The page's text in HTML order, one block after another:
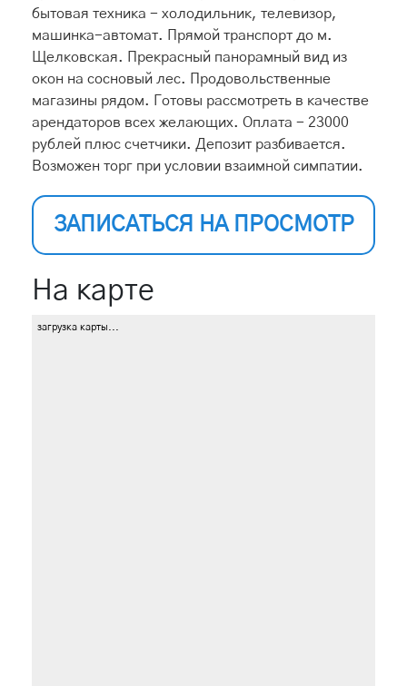
бытовая техника - холодильник, телевизор,
машинка-автомат. Прямой транспорт до м.
Щелковская. Прекрасный панорамный вид из
окон на сосновый лес. Продовольственные
магазины рядом. Готовы рассмотреть в качестве
арендаторов всех желающих. Оплата - 23000
рублей плюс счетчики. Депозит разбивается.
Возможен торг при условии взаимной симпатии.
ЗАПИСАТЬСЯ НА ПРОСМОТР
На карте
загрузка карты...